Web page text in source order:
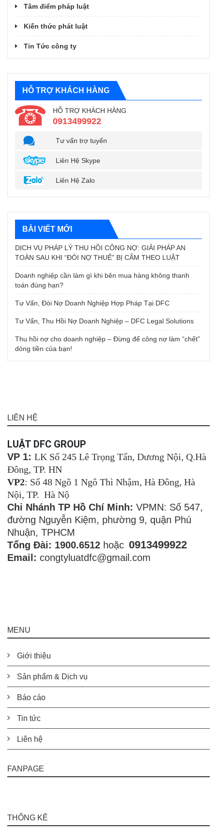
Tâm điểm pháp luật
Kiến thức phát luật
Tin Tức công ty
HỖ TRỢ KHÁCH HÀNG
HỖ TRỢ KHÁCH HÀNG
0913499922
Tư vấn trợ tuyến
Liên Hệ Skype
Liên Hệ Zalo
BÀI VIẾT MỚI
DỊCH VỤ PHÁP LÝ THU HỒI CÔNG NỢ: GIẢI PHÁP AN
TOÀN SAU KHI “ĐÒI NỢ THUÊ” BỊ CẤM THEO LUẬT
Doanh nghiệp cần làm gì khi bên mua hàng không thanh
toán đúng hạn?
Tư Vấn, Đòi Nợ Doanh Nghiệp Hợp Pháp Tại DFC
Tư Vấn, Thu Hồi Nợ Doanh Nghiệp – DFC Legal Solutions
Thu hồi nợ cho doanh nghiệp – Đừng để công nợ làm “chết”
dòng tiền của bạn!
LIÊN HỆ
LUẬT DFC GROUP
VP 1: LK Số 245 Lê Trọng Tấn, Dương Nội, Q.Hà
Đông, TP. HN
VP2: Số 48 Ngõ 1 Ngô Thì Nhậm, Hà Đông, Hà
Nội, TP. Hà Nộ
Chi Nhánh TP Hồ Chí Minh: VPMN: Số 547,
đường Nguyễn Kiệm, phường 9, quận Phú
Nhuận, TPHCM
Tổng Đài: 1900.6512 hoặc 0913499922
Email: congtyluatdfc@gmail.com
MENU
Giới thiệu
Sản phẩm & Dịch vụ
Báo cáo
Tin tức
Liên hệ
FANPAGE
THỐNG KÊ